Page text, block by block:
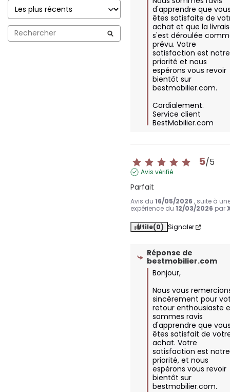
d'apprendre que
êtes satisfaite de
achat et que la
s'est déroulée
prévu. Votre
satisfaction est notre
priorité et nous
espérons vous revoir
bientôt sur
bestmobilier.com.
Cordialement.
Service client
BestMobilier.com
5/5
Avis vérifié
Parfait
Avis du16/05/2026 , suite à
expérience du12/03/2026 par
Utile(0) Signaler
Réponse de
bestmobilier.com
Bonjour,
Nous vous
sincèrement pour
retour enthousiaste
sommes ravis
d'apprendre que
êtes satisfait de
achat. Votre
satisfaction est notre
priorité, et nous
espérons vous revoir
bientôt sur
bestmobilier.com.